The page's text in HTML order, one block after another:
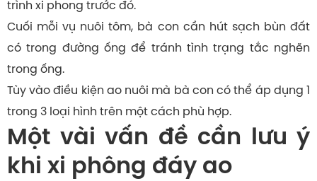
trình xi phong trước đó.
Cuối mỗi vụ nuôi tôm, bà con cần hút sạch bùn đất
có trong đường ống để tránh tình trạng tắc nghẽn
trong ống.
Tùy vào điều kiện ao nuôi mà bà con có thể áp dụng 1
trong 3 loại hình trên một cách phù hợp.
Một vài vấn đề cần lưu ý
khi xi phông đáy ao